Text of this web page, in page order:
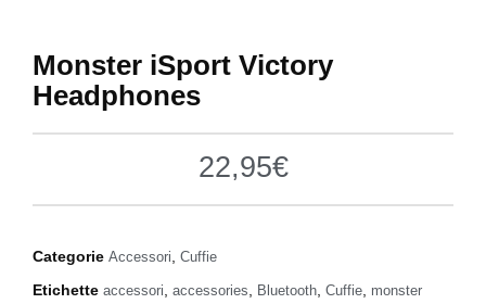
Monster iSport Victory
Headphones
22,95€
Categorie Accessori Cuffie
Etichette accessori accessories Bluetooth Cuffie monster